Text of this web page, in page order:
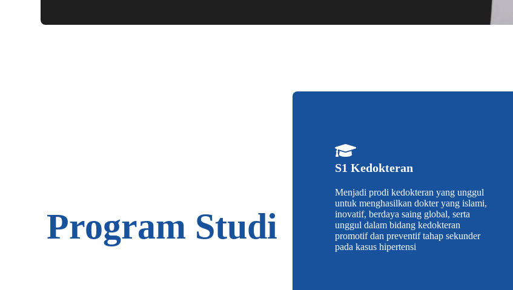
Program Studi
S1 Kedokteran
Menjadi prodi kedokteran yang unggul
untuk menghasilkan dokter yang islami,
inovatif, berdaya saing global, serta
unggul dalam bidang kedokteran
promotif dan preventif tahap sekunder
pada kasus hipertensi